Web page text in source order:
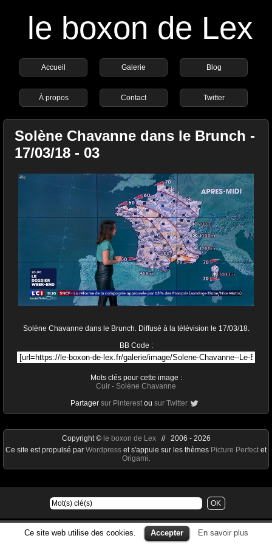
le boxon de Lex
Accueil Galerie Blog
À propos Contact Twitter
Solène Chavanne dans le Brunch -
17/03/18 - 03
Solène Chavanne dans le Brunch. Diffusé à la télévision le 17/03/18.
BB Code :
Mots clés pour cette image :
Cuir - Solène Chavanne
Partager sur Pinterest ou sur Twitter
Ce site web utilise des cookies. Accepter En savoir plus
Copyright © le boxon de Lex// 2006 - 2026
Ce site est propulsé par Wordpress et s'appuie sur les thèmes Picture Perfect et
Origami.